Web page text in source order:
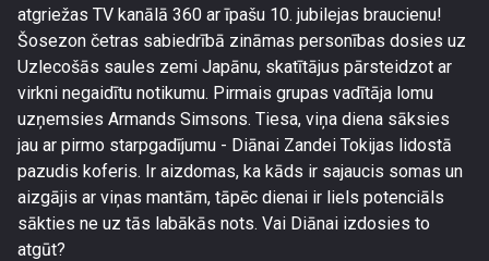
atgriežas TV kanālā 360 ar īpašu 10. jubilejas braucienu!
Šosezon četras sabiedrībā zināmas personības dosies uz
Uzlecošās saules zemi Japānu, skatītājus pārsteidzot ar
virkni negaidītu notikumu. Pirmais grupas vadītāja lomu
uzņemsies Armands Simsons. Tiesa, viņa diena sāksies
jau ar pirmo starpgadījumu - Diānai Zandei Tokijas lidostā
pazudis koferis. Ir aizdomas, ka kāds ir sajaucis somas un
aizgājis ar viņas mantām, tāpēc dienai ir liels potenciāls
sākties ne uz tās labākās nots. Vai Diānai izdosies to
atgūt?